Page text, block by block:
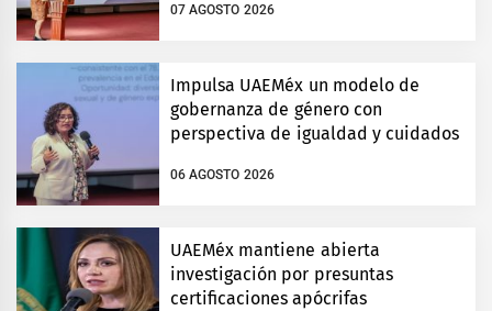
07 AGOSTO 2026
Impulsa UAEMéx un modelo de
gobernanza de género con
perspectiva de igualdad y cuidados
06 AGOSTO 2026
UAEMéx mantiene abierta
investigación por presuntas
certificaciones apócrifas